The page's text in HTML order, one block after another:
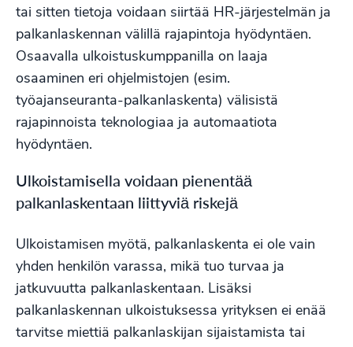
tai sitten tietoja voidaan siirtää HR-järjestelmän ja
palkanlaskennan välillä rajapintoja hyödyntäen.
Osaavalla ulkoistuskumppanilla on laaja
osaaminen eri ohjelmistojen (esim.
työajanseuranta-palkanlaskenta) välisistä
rajapinnoista teknologiaa ja automaatiota
hyödyntäen.
Ulkoistamisella voidaan pienentää
palkanlaskentaan liittyviä riskejä
Ulkoistamisen myötä, palkanlaskenta ei ole vain
yhden henkilön varassa, mikä tuo turvaa ja
jatkuvuutta palkanlaskentaan. Lisäksi
palkanlaskennan ulkoistuksessa yrityksen ei enää
tarvitse miettiä palkanlaskijan sijaistamista tai